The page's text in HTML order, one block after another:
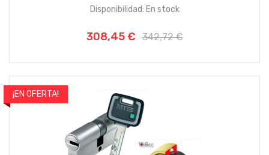
Disponibilidad: En stock
Precio
308,45 €
Precio
342,72 €
¡EN OFERTA!
-10%